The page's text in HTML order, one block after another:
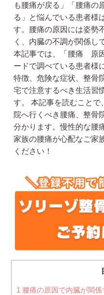
も腰痛が戻る」「腰痛の
る」と悩んでいる患者様
す。腰痛の原因には姿勢
く、内臓の不調が関係し
本記事では、「腰痛 原
ードで調べている患者様
特徴、危険な症状、整骨
宅で注意するべき生活習
す。 本記事を読むことで
院へ行くべき腰痛、整骨
分かります。慢性的な腰
家族の腰痛が心配なご家
ください！
1 腰痛の原因で内臓が関